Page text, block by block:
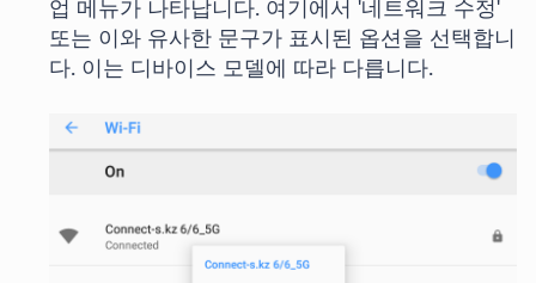
업 메뉴가 나타납니다. 여기에서 '네트워크 수정'
또는 이와 유사한 문구가 표시된 옵션을 선택합니
다. 이는 디바이스 모델에 따라 다릅니다.